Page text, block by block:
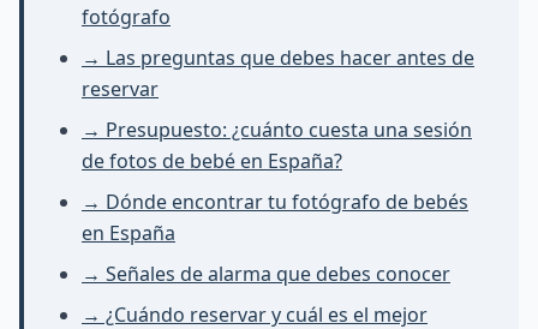
fotógrafo
→ Las preguntas que debes hacer antes de
reservar
→ Presupuesto: ¿cuánto cuesta una sesión
de fotos de bebé en España?
→ Dónde encontrar tu fotógrafo de bebés
en España
→ Señales de alarma que debes conocer
→ ¿Cuándo reservar y cuál es el mejor